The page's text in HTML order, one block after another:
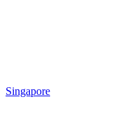
Singapore